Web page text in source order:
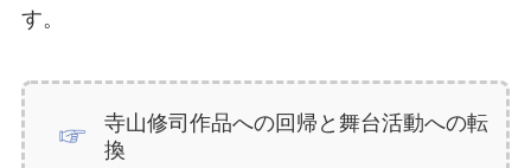
す。
寺山修司作品への回帰と舞台活動への転
換